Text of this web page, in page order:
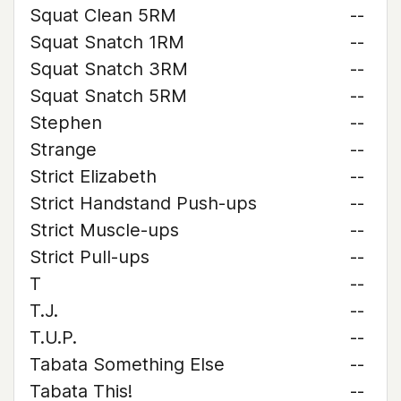
Squat Clean 5RM
--
Squat Snatch 1RM
--
Squat Snatch 3RM
--
Squat Snatch 5RM
--
Stephen
--
Strange
--
Strict Elizabeth
--
Strict Handstand Push-ups
--
Strict Muscle-ups
--
Strict Pull-ups
--
T
--
T.J.
--
T.U.P.
--
Tabata Something Else
--
Tabata This!
--